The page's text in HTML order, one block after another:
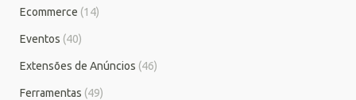
Ecommerce (14)
Eventos (40)
Extensões de Anúncios (46)
Ferramentas (49)